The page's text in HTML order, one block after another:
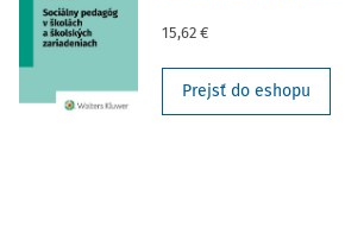
15,62 €
Prejsť do eshopu